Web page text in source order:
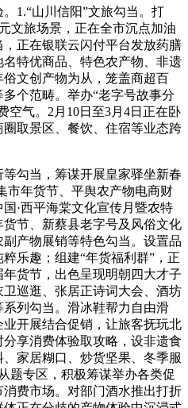
山川信阳”文旅勾当。打
文旅场景，正在全市沉点加油
正在银联云闪付平台发放药膳
特优商品、特色农产物、非遗
文创产物为从，笼盖商超百
个范畴。举办“老字号故事分
空气。2月10日至3月4日正在卧
取景区、餐饮、住宿等业态跨
勾当，筹谋开展皇家驿坐新春
市年货节、平舆农产物电商财
·西平海棠文化宣传月暨农特
节、新蔡县老字号及风俗文化
产物展销等特色勾当。设置品
乐趣；组建“年货福利群”，正
货节，出色呈现明朝四大才子
巡逛、张居正诗词大会、酒坊
列勾当。滑冰鞋帮力自由滑
开展结合促销，让旅客抚玩北
享消费体验取攻略，设非遗食
家居糊口、炒货坚果、冬季服
题专区，积极筹谋举办各类促
费市场。对部门酒水推出打折